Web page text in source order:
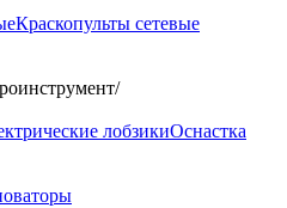
Краскопульты сетевые
/
лобзикиОснастка